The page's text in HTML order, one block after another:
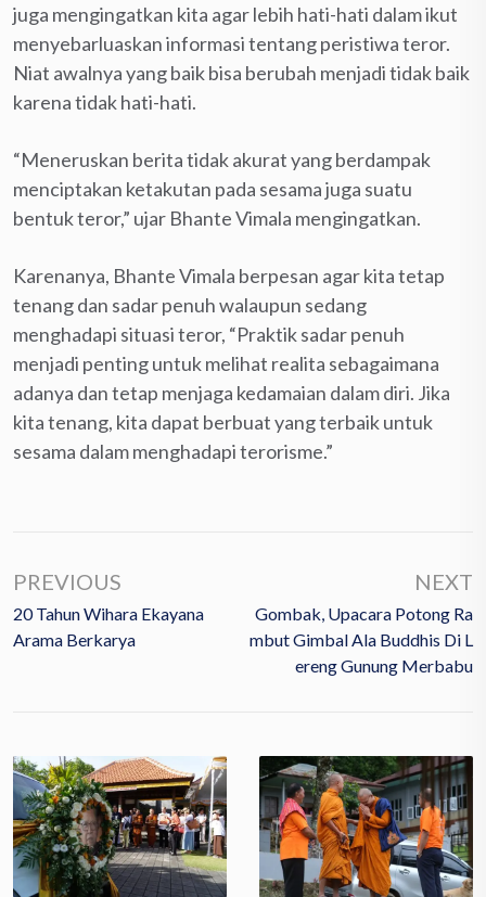
juga mengingatkan kita agar lebih hati-hati dalam ikut
menyebarluaskan informasi tentang peristiwa teror.
Niat awalnya yang baik bisa berubah menjadi tidak baik
karena tidak hati-hati.
“Meneruskan berita tidak akurat yang berdampak
menciptakan ketakutan pada sesama juga suatu
bentuk teror,” ujar Bhante Vimala mengingatkan.
Karenanya, Bhante Vimala berpesan agar kita tetap
tenang dan sadar penuh walaupun sedang
menghadapi situasi teror, “Praktik sadar penuh
menjadi penting untuk melihat realita sebagaimana
adanya dan tetap menjaga kedamaian dalam diri. Jika
kita tenang, kita dapat berbuat yang terbaik untuk
sesama dalam menghadapi terorisme.”
PREVIOUS
20 Tahun Wihara Ekayana
Arama Berkarya
NEXT
Gombak, Upacara Potong Ra
Mbut Gimbal Ala Buddhis Di L
Ereng Gunung Merbabu